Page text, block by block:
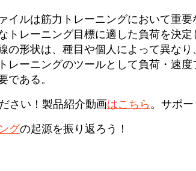
イルは筋力トレーニングにおいて重
トレーニング目標に適した負荷を決
の形状は、種目や個人によって異な
レーニングのツールとして負荷・速度
である。
さい！製品紹介動画はこちら 。サポー
グの起源を振り返ろう！